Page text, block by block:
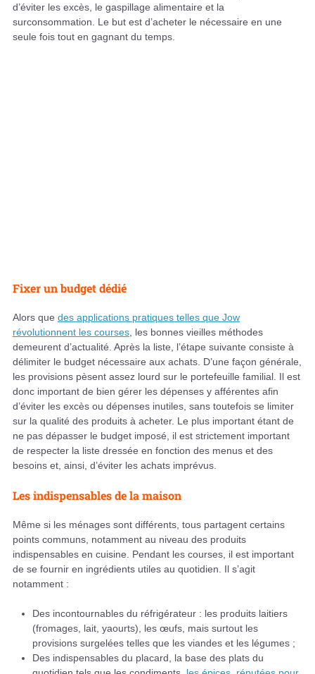
d’éviter les excès, le gaspillage alimentaire et la
surconsommation. Le but est d’acheter le nécessaire en une
seule fois tout en gagnant du temps.
Fixer un budget dédié
Alors que des applications pratiques telles que Jow
révolutionnent les courses , les bonnes vieilles méthodes
demeurent d’actualité. Après la liste, l’étape suivante consiste à
délimiter le budget nécessaire aux achats. D’une façon générale,
les provisions pèsent assez lourd sur le portefeuille familial. Il est
donc important de bien gérer les dépenses y afférentes afin
d’éviter les excès ou dépenses inutiles, sans toutefois se limiter
sur la qualité des produits à acheter. Le plus important étant de
ne pas dépasser le budget imposé, il est strictement important
de respecter la liste dressée en fonction des menus et des
besoins et, ainsi, d’éviter les achats imprévus.
Les indispensables de la maison
Même si les ménages sont différents, tous partagent certains
points communs, notamment au niveau des produits
indispensables en cuisine. Pendant les courses, il est important
de se fournir en ingrédients utiles au quotidien. Il s’agit
notamment :
Des incontournables du réfrigérateur : les produits laitiers
(fromages, lait, yaourts), les œufs, mais surtout les
provisions surgelées telles que les viandes et les légumes ;
Des indispensables du placard, la base des plats du